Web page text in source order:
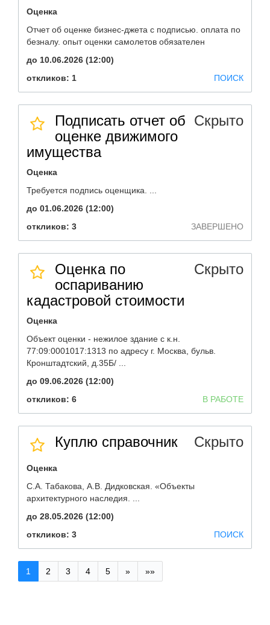
Оценка
Отчет об оценке бизнес-джета с подписью. оплата по
безналу. опыт оценки самолетов обязателен
до 10.06.2026 (12:00)
откликов: 1
ПОИСК
Подписать отчет об
оценке движимого
имущества
Скрыто
Оценка
Требуется подпись оценщика. ...
до 01.06.2026 (12:00)
откликов: 3
ЗАВЕРШЕНО
Оценка по
оспариванию
кадастровой стоимости
Скрыто
Оценка
Объект оценки - нежилое здание с к.н.
77:09:0001017:1313 по адресу г. Москва, бульв.
Кронштадтский, д.35Б/ ...
до 09.06.2026 (12:00)
откликов: 6
В РАБОТЕ
Куплю справочник Скрыто
Оценка
С.А. Табакова, А.В. Дидковская. «Объекты
архитектурного наследия. ...
до 28.05.2026 (12:00)
откликов: 3
ПОИСК
1 2 3 4 5 » »»